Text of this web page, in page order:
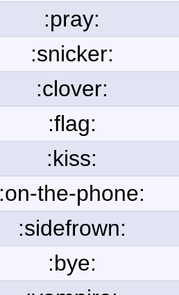
:pray:
:snicker:
:clover:
:flag:
:kiss:
:on-the-phone:
:sidefrown:
:bye: